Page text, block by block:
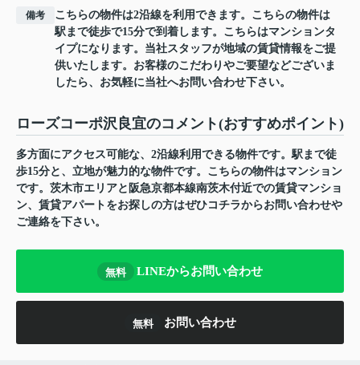
備考
こちらの物件は2沿線を利用できます。こちらの物件は
駅まで徒歩で15分で到着します。こちらはマンションタ
イプになります。当社スタッフが地域の賃貸情報をご提
供いたします。お客様のこだわりやご要望などございま
したら、お気軽に当社へお問い合わせ下さい。
ローズコーポ沢良宜のコメント(おすすめポイント)
多方面にアクセス可能な、2沿線利用できる物件です。駅まで徒
歩15分と、立地が魅力的な物件です。こちらの物件はマンション
です。茨木市エリアと阪急京都本線南茨木付近での賃貸マンショ
ン、賃貸アパートをお探しの方はぜひコチラからお問い合わせや
ご連絡を下さい。
無料 LINEからお問い合わせ
無料 お問い合わせ